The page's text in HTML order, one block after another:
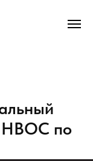
НВОС по